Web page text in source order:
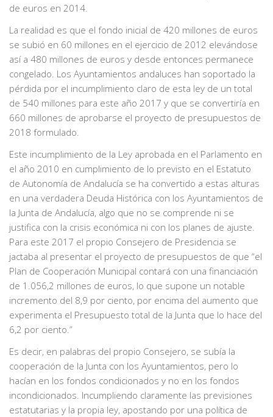
de euros en 2014.
La realidad es que el fondo inicial de 420 millones de euros
se subió en 60 millones en el ejercicio de 2012 elevándose
así a 480 millones de euros y desde entonces permanece
congelado. Los Ayuntamientos andaluces han soportado la
pérdida por el incumplimiento claro de esta ley de un total
de 540 millones para este año 2017 y que se convertiría en
660 millones de aprobarse el proyecto de presupuestos de
2018 formulado.
Este incumplimiento de la Ley aprobada en el Parlamento en
el año 2010 en cumplimiento de lo previsto en el Estatuto
de Autonomía de Andalucía se ha convertido a estas alturas
en una verdadera Deuda Histórica con los Ayuntamientos de
la Junta de Andalucía, algo que no se comprende ni se
justifica con la crisis económica ni con los planes de ajuste.
Para este 2017 el propio Consejero de Presidencia se
jactaba al presentar el proyecto de presupuestos de que “el
Plan de Cooperación Municipal contará con una financiación
de 1.056,2 millones de euros, lo que supone un notable
incremento del 8,9 por ciento, por encima del aumento que
experimenta el Presupuesto total de la Junta que lo hace del
6,2 por ciento.”
Es decir, en palabras del propio Consejero, se subía la
cooperación de la Junta con los Ayuntamientos, pero lo
hacían en los fondos condicionados y no en los fondos
incondicionados. Incumpliendo claramente las previsiones
estatutarias y la propia ley, apostando por una política de